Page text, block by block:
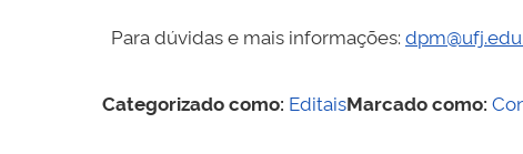
Para dúvidas e mais informações:
Categorizado como: EditaisMarcado como: